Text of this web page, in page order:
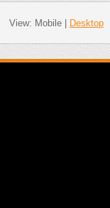
View: Mobile| Desktop